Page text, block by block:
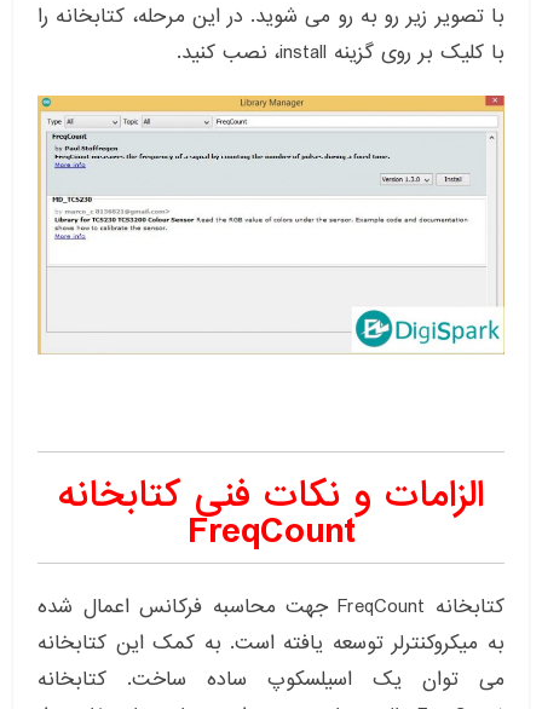
با تصویر زیر رو به رو می شوید. در این مرحله، کتابخانه را
با کلیک بر روی گزینه install، نصب کنید.
الزامات و نکات فنی کتابخانه
FreqCount
کتابخانه FreqCount جهت محاسبه فرکانس اعمال شده
به میکروکنترلر توسعه یافته است. به کمک این کتابخانه
می توان یک اسیلسکوپ ساده ساخت. کتابخانه